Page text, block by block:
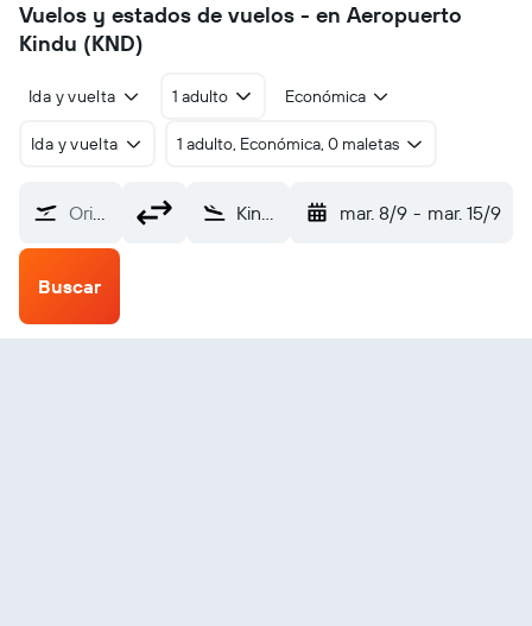
Vuelos y estados de vuelos - en Aeropuerto
Kindu (KND)
Ida y vuelta 1 adulto Económica
Ida y vuelta 1 adulto, Económica, 0 maletas
Origen Kindu (KND) mar. 8/9 - mar. 15/9
Buscar